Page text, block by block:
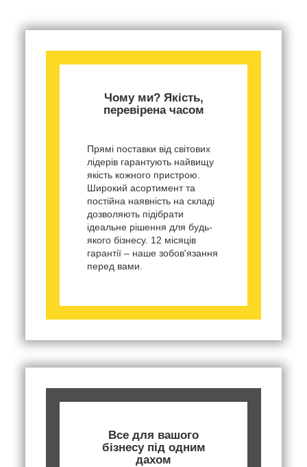
Чому ми? Якість,
перевірена часом
Прямі поставки від світових
лідерів гарантують найвищу
якість кожного пристрою.
Широкий асортимент та
постійна наявність на складі
дозволяють підібрати
ідеальне рішення для будь-
якого бізнесу. 12 місяців
гарантії – наше зобов'язання
перед вами.
Все для вашого
бізнесу під одним
дахом